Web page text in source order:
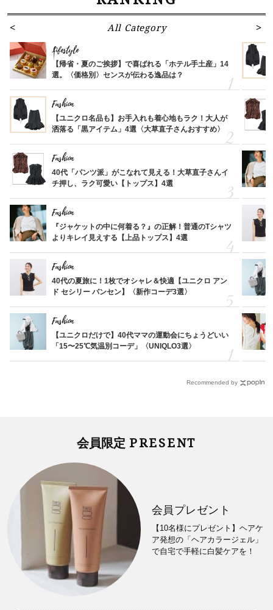
All Category
Lifestyle
【帰省・夏のご挨拶】で喜ばれる「ホテル手土産」14
選。〈価格別〉センスが伝わる逸品は？
Fashion
【ユニクロ名品も】お手入れも着心地もラク！大人が
洒落る「黒アイテム」4選〈大草直子さんおすすめ〉
Fashion
40代「パンツ派」がこなれて見える！大草直子さんイ
チ押し、ラク可愛い【トップス】4選
Fashion
『ジャケットの中に何着る？』の正解！普通のTシャツ
よりキレイ見えする【上品トップス】4選
Fashion
40代の夏旅に！1枚でオシャレ＆快適【ユニクロ アン
ド セシリー バンセン】〈新作コーデ3選〉
Fashion
【ユニクロだけで】40代ママの運動会にちょうどいい
「15〜25℃気温別コーデ」〈UNIQLO3選〉
Recommended by
会員限定 PRESENT
会員プレゼント
【10名様にプレゼント】ヘアケ
ア発想の「ヘアカラージェル」
で自宅で手軽に白髪ケアを！